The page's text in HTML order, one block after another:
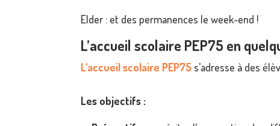
Elder : et des permanences le week-end !
L’accueil scolaire PEP75 en
L'accueil scolaire PEP75s’adresse à des
Les objectifs :